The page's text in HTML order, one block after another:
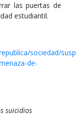
las puertas de
estudiantil.
sociedad/
de-
suicidios